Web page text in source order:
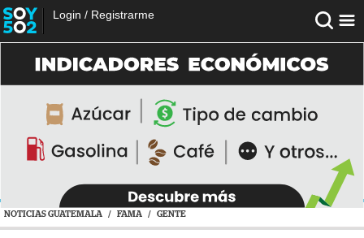
Login / Registrarme
NOTICIAS GUATEMALA / FAMA / GENTE